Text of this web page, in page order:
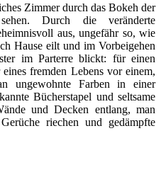
Zimmer durch das Bokeh der
sehen. Durch die veränderte
aus, ungefähr so, wie
Hause eilt und im Vorbeigehen
im Parterre blickt: für einen
fremden Lebens vor einem,
ungewohnte Farben in einer
Bücherstapel und seltsame
und Decken entlang, man
riechen und gedämpfte